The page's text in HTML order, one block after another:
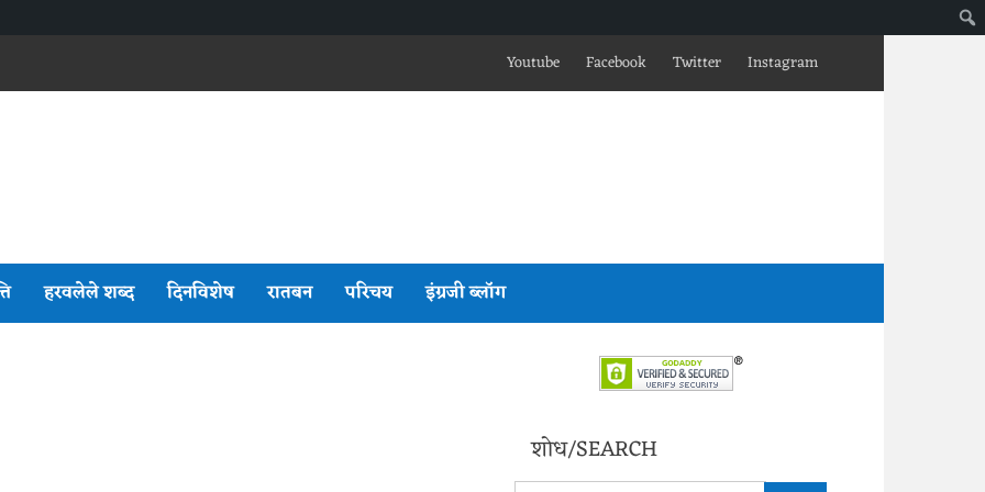
Youtube Facebook Twitter Instagram
हरवलेले शब्द दिनविशेष रातबन परिचय इंग्रजी ब्लॉग
शोध/SEARCH